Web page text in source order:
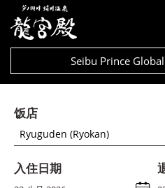
Seibu Prince
饭店
Ryuguden (Ryokan)
入住日期